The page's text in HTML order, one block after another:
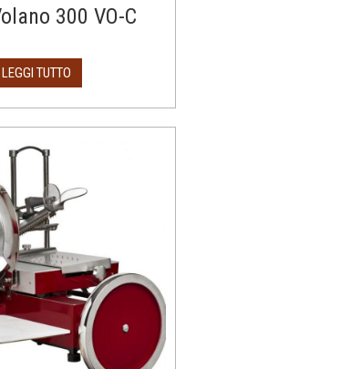
300 VO-C
LEGGI TUTTO